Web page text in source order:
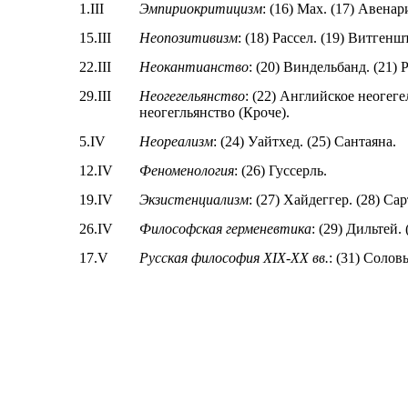
1.III
Эмпириокритицизм: (16) Мах. (17)
15.III
Неопозитивизм: (18) Рассел. (19)
22.III
Неокантианство: (20)Виндельбанд. (21)
29.III
Неогегельянство: (22) Английское
неогегльянство (Кроче).
5.IV
Неореализм: (24) Уайтхед. (25)Сантаяна.
12.IV
Феноменология: (26)Гуссерль.
19.IV
Экзистенциализм: (27) Хайдеггер. (28)
26.IV
Философская герменевтика: (29) Дильтей.
17.V
Русская философия XIX-XX вв.: (31)